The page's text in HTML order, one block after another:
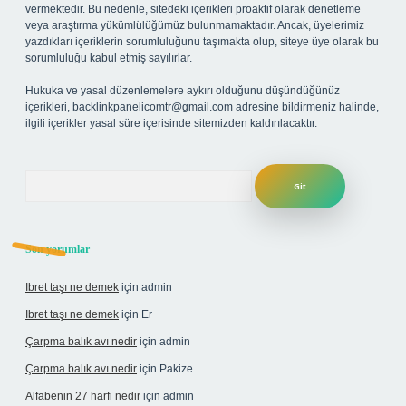
vermektedir. Bu nedenle, sitedeki içerikleri proaktif olarak denetleme
veya araştırma yükümlülüğümüz bulunmamaktadır. Ancak, üyelerimiz
yazdıkları içeriklerin sorumluluğunu taşımakta olup, siteye üye olarak bu
sorumluluğu kabul etmiş sayılırlar.
Hukuka ve yasal düzenlemelere aykırı olduğunu düşündüğünüz
içerikleri, backlinkpanelicomtr@gmail.com adresine bildirmeniz halinde,
ilgili içerikler yasal süre içerisinde sitemizden kaldırılacaktır.
Son yorumlar
Ibret taşı ne demek için admin
Ibret taşı ne demek için Er
Çarpma balık avı nedir için admin
Çarpma balık avı nedir için Pakize
Alfabenin 27 harfi nedir için admin